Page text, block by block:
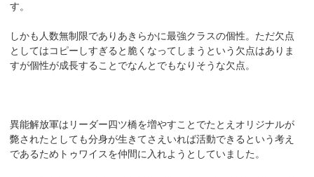
す。
しかも人数無制限でありあきらかに最強クラスの個性。ただ欠点
としてはコピーしすぎると脆くなってしまうという欠点はありま
すが個性が成長することでなんとでもなりそうな欠点。
異能解放軍はリーダー四ツ橋を増やすことでたとえオリジナルが
斃されたとしても分身が生きてさえいれば活動できるという考え
であるためトゥワイスを仲間に入れようとしていました。